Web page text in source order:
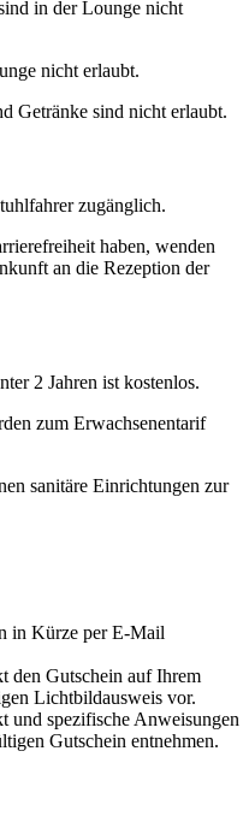
in der Lounge nicht
nicht erlaubt.
Getränke sind nicht erlaubt.
zugänglich.
haben, wenden
an die Rezeption der
2 Jahren ist kostenlos.
zum Erwachsenentarif
sanitäre Einrichtungen zur
in Kürze per E-Mail
den Gutschein auf Ihrem
Lichtbildausweis vor.
und spezifische Anweisungen
Gutschein entnehmen.